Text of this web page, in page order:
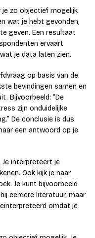
zo objectief mogelijk
wat je hebt gevonden,
geven. Een resultaat
ervaart
je data laten zien.
op basis van de
bevindingen samen en
Bijvoorbeeld: “De
zijn onduidelijke
De conclusie is dus
een antwoord op je
Je interpreteert je
Ook kijk je naar
Je kunt bijvoorbeeld
eerdere literatuur, maar
omdat je